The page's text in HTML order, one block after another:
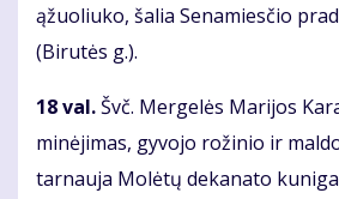
ąžuoliuko, šalia Senamiesčio
(Birutės g.).
18 val.Švč. Mergelės Marijos
minėjimas, gyvojo rožinio ir
tarnauja Molėtų dekanato